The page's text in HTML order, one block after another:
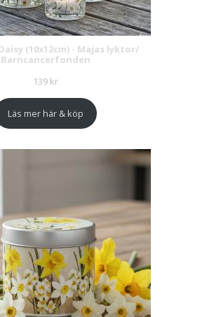
(10x12cm) - Majas lyktor/
Barncancerfonden
139 kr
Läs mer här & köp